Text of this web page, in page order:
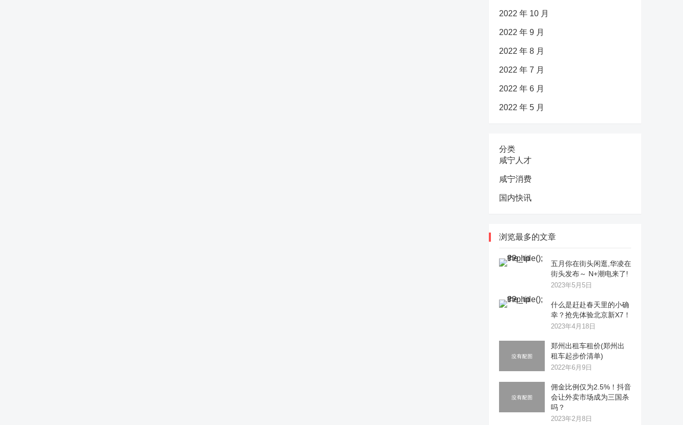
2022 年 10 月
2022 年 9 月
2022 年 8 月
2022 年 7 月
2022 年 6 月
2022 年 5 月
分类
咸宁人才
咸宁消费
国内快讯
浏览最多的文章
五月你在街头闲逛,华凌在
街头发布～ N+潮电来了!
2023年5月5日
什么是赶赴春天里的小确
幸？抢先体验北京新X7！
2023年4月18日
郑州出租车租价(郑州出
租车起步价清单)
2022年6月9日
佣金比例仅为2.5%！抖音
会让外卖市场成为三国杀
吗？
2023年2月8日